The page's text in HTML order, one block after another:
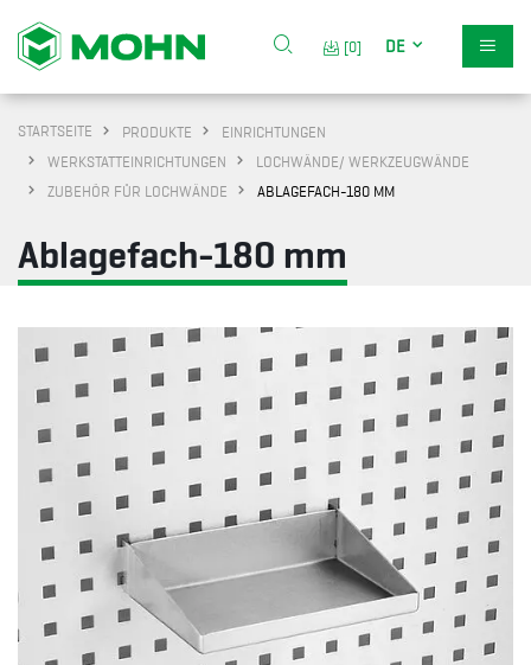
[0] DE
STARTSEITE PRODUKTE
EINRICHTUNGEN
WERKSTATTEINRICHTUNGEN
LOCHWÄNDE/ WERKZEUGWÄNDE
ZUBEHÖR FÜR LOCHWÄNDE
ABLAGEFACH-180 MM
Ablagefach-180 mm